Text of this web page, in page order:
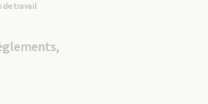
de travail